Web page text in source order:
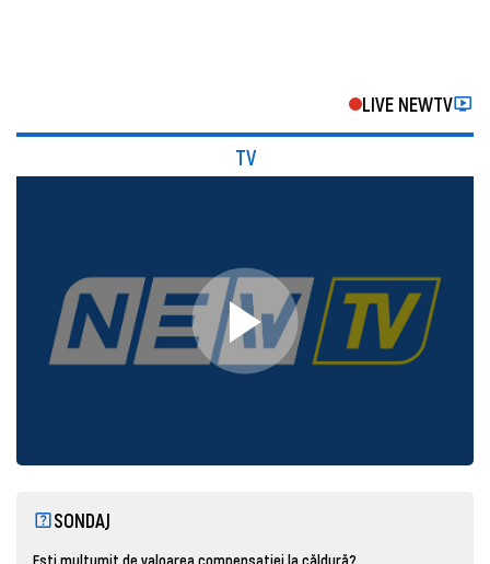
LIVE NEWTV
TV
SONDAJ
Ești mulțumit de valoarea compensației la căldură?